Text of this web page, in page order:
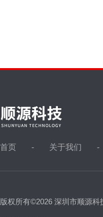
首页 关于我们
版权所有©2026 深圳市顺源